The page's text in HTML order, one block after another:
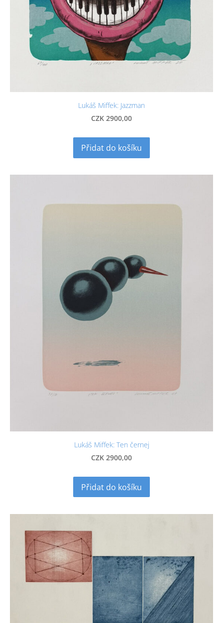
Lukáš Miffek: Jazzman
CZK 2900,00
Přidat do košíku
Lukáš Miffek: Ten černej
CZK 2900,00
Přidat do košíku